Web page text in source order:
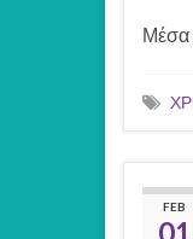
Μέσα
FEB